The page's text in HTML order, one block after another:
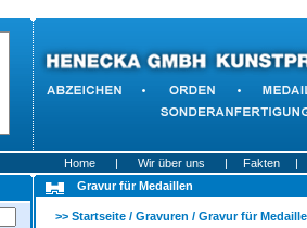
Home | Wir über uns | Fakten
|
Gravur für Medaillen
>> Startseite/ Gravuren / Gravur für